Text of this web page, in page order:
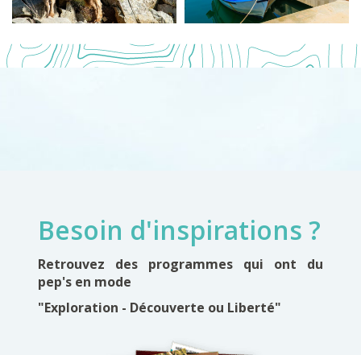
Besoin d'inspirations ?
Retrouvez des programmes qui ont du
pep's en mode
"Exploration - Découverte ou Liberté"